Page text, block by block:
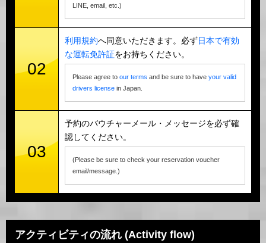
LINE, email, etc.)
02
利用規約へ同意いただきます。必ず日本で有効
な運転免許証をお持ちください。
Please agree to our terms and be sure to have your valid
drivers license in Japan.
03
予約のバウチャーメール・メッセージを必ず確
認してください。
(Please be sure to check your reservation voucher
email/message.)
アクティビティの流れ (Activity flow)